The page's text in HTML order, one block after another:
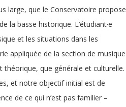
large, que le Conservatoire propose
la basse historique. L’étudiant·e
et les situations dans les
appliquée de la section de musique
que générale et culturelle.
et notre objectif initial est de
de ce qui n’est pas familier –